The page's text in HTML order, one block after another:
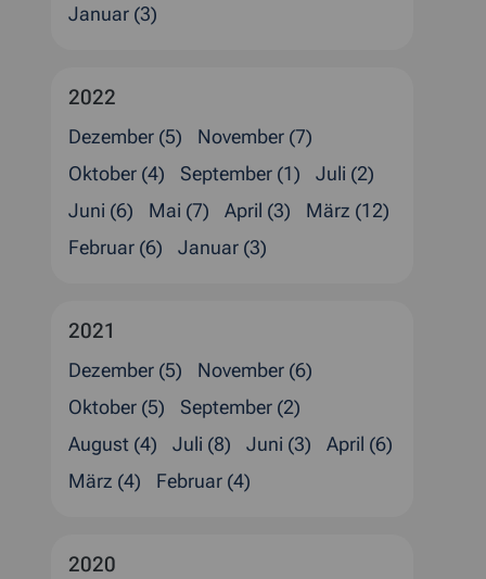
Januar (3)
2022
Dezember (5)
November (7)
Oktober (4)
September (1)
Juli (2)
Juni (6)
Mai (7) April (3)
März (12)
Februar (6)
Januar (3)
2021
Dezember (5)
November (6)
Oktober (5)
September (2)
August (4)
Juli (8) Juni (3)
April (6)
März (4)
Februar (4)
2020